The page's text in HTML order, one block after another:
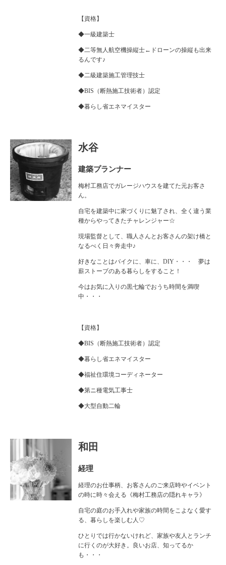
【資格】
◆一級建築士
◆二等無人航空機操縦士←ドローンの操縦も出来
るんです♪
◆二級建築施工管理技士
◆BIS（断熱施工技術者）認定
◆暮らし省エネマイスター
水谷
建築プランナー
梅村工務店でガレージハウスを建てた元お客さ
ん。
自宅を建築中に家づくりに魅了され、全く違う業
種からやってきたチャレンジャー☆
現場監督として、職人さんとお客さんの架け橋と
なるべく日々奔走中♪
好きなことはバイクに、車に、DIY・・・ 夢は
薪ストーブのある暮らしをすること！
今はお気に入りの黒七輪でおうち時間を満喫
中・・・
【資格】
◆BIS（断熱施工技術者）認定
◆暮らし省エネマイスター
◆福祉住環境コーディネーター
◆第ニ種電気工事士
◆大型自動二輪
和田
経理
経理のお仕事柄、お客さんのご来店時やイベント
の時に時々会える《梅村工務店の隠れキャラ》
自宅の庭のお手入れや家族の時間をこよなく愛す
る、暮らしを楽しむ人♡
ひとりでは行かないけれど、家族や友人とランチ
に行くのが大好き。良いお店、知ってるか
も・・・